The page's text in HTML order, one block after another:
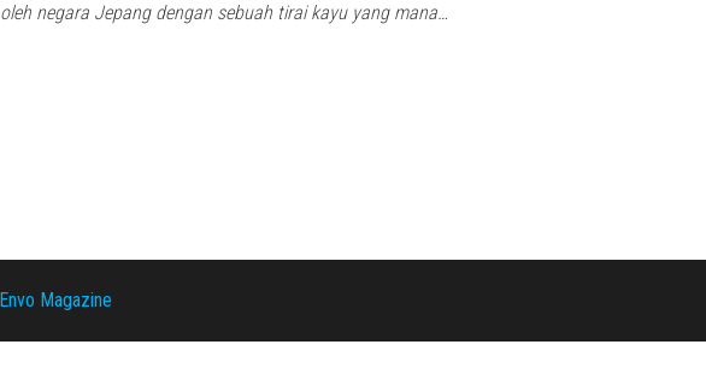
negara Jepang dengan sebuah tirai kayu yang mana…
Envo Magazine